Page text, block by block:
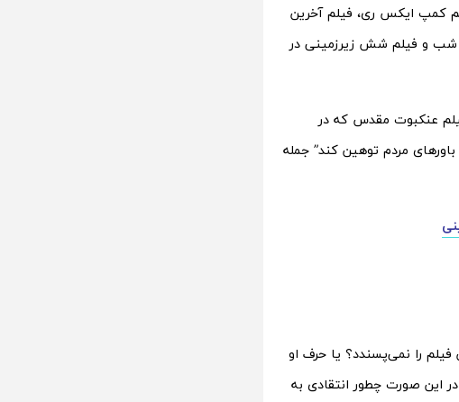
کمپ ایکس ری، فیلم آخرین
شب و فیلم شش زیرزمینی در
عنکبوت مقدس که در
مردم توهین کند” جمله
را نمی‌پسندد؟ یا حرف او
این صورت چطور انتقادی به